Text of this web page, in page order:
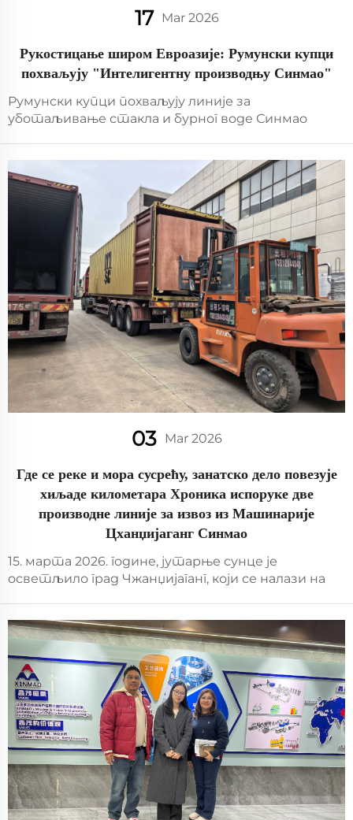
17 Mar 2026
Рукостицање широм Евроазије: Румунски купци
похваљују "Интелигентну производњу Синмао"
Румунски купци похваљују линије за
уботаљивање стакла и бурног воде Синмао
Откријте прецизност, флексибилност и 24h
глобалну подршку. Захтевите демонстрацију
решења.
03 Mar 2026
Где се реке и мора сусрећу, занатско дело повезује
хиљаде километара Хроника испоруке две
производне линије за извоз из Машинарије
Цханџијаганг Синмао
15. марта 2026. године, јутарње сунце је
осветљило град Чжанџијаганг, који се налази на
индустрију, то је био обичан радни дан, али за
производњу...